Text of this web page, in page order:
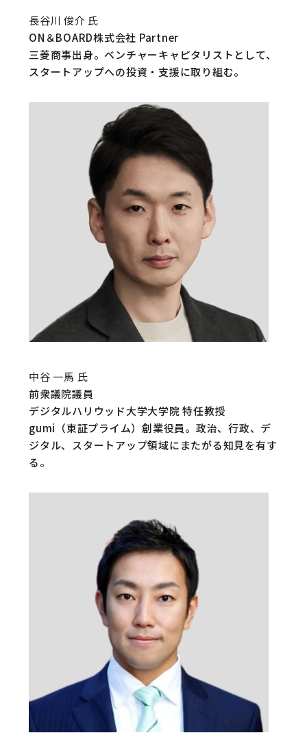
長谷川 俊介 氏
ON＆BOARD株式会社 Partner
三菱商事出身。ベンチャーキャピタリストとして、
スタートアップへの投資・支援に取り組む。
中谷 一馬 氏
前衆議院議員
デジタルハリウッド大学大学院 特任教授
gumi（東証プライム）創業役員。政治、行政、デ
ジタル、スタートアップ領域にまたがる知見を有す
る。